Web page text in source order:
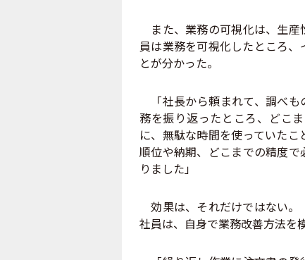
また、業務の可視化は、生産
員は業務を可視化したところ
とが分かった。
「社長から頼まれて、調べも
務を振り返ったところ、どこ
に、無駄な時間を使っていた
順位や納期、どこまでの精度
りました」
効果は、それだけではない。
社員は、自身で業務改善方法を